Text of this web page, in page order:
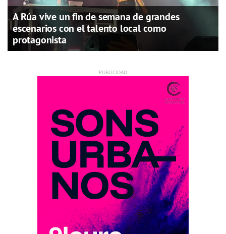
A Rúa vive un fin de semana de grandes
escenarios con el talento local como
protagonista